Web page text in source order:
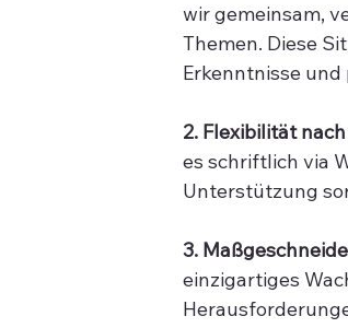
wir gemeinsam,
Themen. Diese
Erkenntnisse
2. Flexibilität
es schriftlich via
Unterstützung
3.
einzigartiges